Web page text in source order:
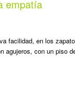
empatía
facilidad, en los
con un piso